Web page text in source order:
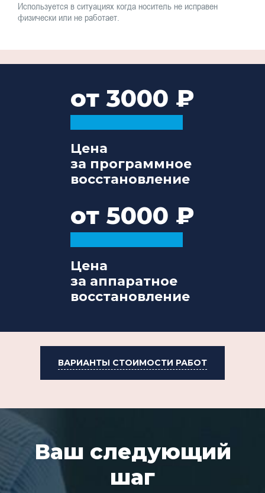
Используется в ситуациях когда носитель не исправен
физически или не работает.
от 3000
Цена
за программное
восстановление
от 5000
Цена
за аппаратное
восстановление
ВАРИАНТЫ СТОИМОСТИ РАБОТ
Ваш следующий
шаг